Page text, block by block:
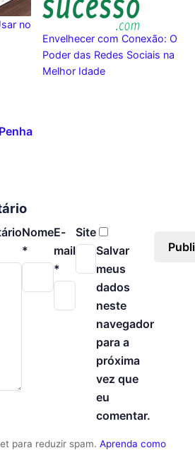
no
Envelhecer com Conexão: O
Poder das Redes Sociais na
Melhor Idade
Nome
*
E-
mail
*
Site
Salvar
meus
dados
neste
navegador
para a
próxima
vez que
eu
comentar.
para reduzir spam. Aprenda como